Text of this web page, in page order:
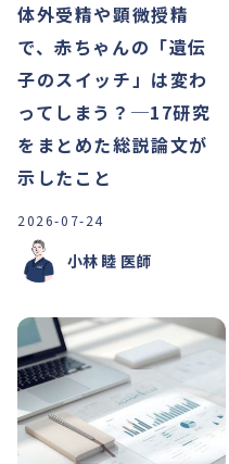
体外受精や顕微授精
で、赤ちゃんの「遺伝
子のスイッチ」は変わ
ってしまう？─17研究
をまとめた総説論文が
示したこと
2026-07-24
小林 睦 医師